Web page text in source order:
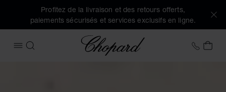
Profitez de la livraison et des retours offerts,
paiements sécurisés et services exclusifs en ligne.
OUVRIR LE MENU
RECHERCHER Chopard +32